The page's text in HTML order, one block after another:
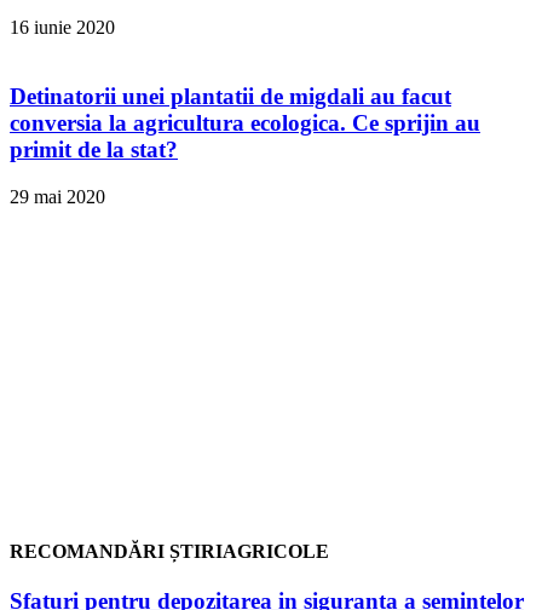
16 iunie 2020
Detinatorii unei plantatii de migdali au facut
conversia la agricultura ecologica. Ce sprijin au
primit de la stat?
29 mai 2020
RECOMANDĂRI ȘTIRIAGRICOLE
Sfaturi pentru depozitarea in siguranta a semintelor